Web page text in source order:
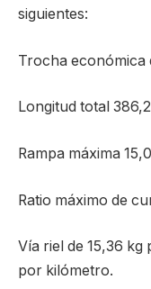
siguientes:
Trocha económica
Longitud total
Rampa máxima
Ratio máximo de
Vía riel de 15,36
por kilómetro.